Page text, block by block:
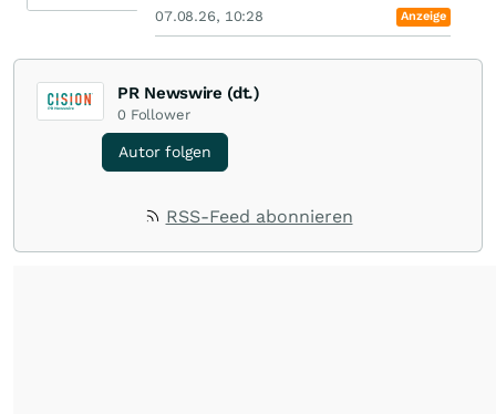
07.08.26, 10:28 Anzeige
PR Newswire (dt.)
0 Follower
Autor folgen
RSS-Feed abonnieren